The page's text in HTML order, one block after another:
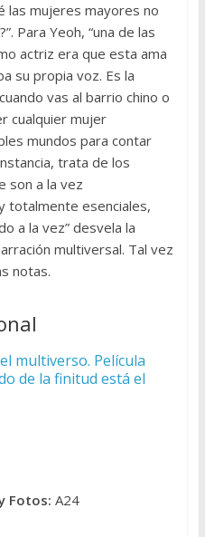
las mujeres mayores no
Para Yeoh, “una de las
actriz era que esta ama
su propia voz. Es la
vas al barrio chino o
cualquier mujer
mundos para contar
trata de los
son a la vez
totalmente esenciales,
a la vez” desvela la
multiversal. Tal vez
notas.
multiverso. Película
de la finitud está el
Fotos: A24